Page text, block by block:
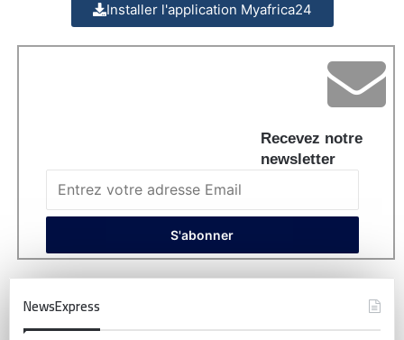
Installer l'application Myafrica24
Recevez notre
newsletter
NewsExpress